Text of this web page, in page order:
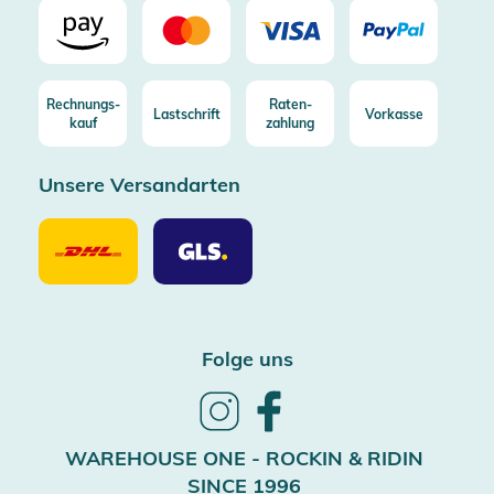
Rechnungs-
kauf
Lastschrift
Raten-
zahlung
Vorkasse
Unsere Versandarten
Unsere
Versandarten
DHL
Unsere
Versandarten
GLS
Folge uns
Follow
InstagramFacebook
WAREHOUSE ONE - ROCKIN & RIDIN
SINCE 1996